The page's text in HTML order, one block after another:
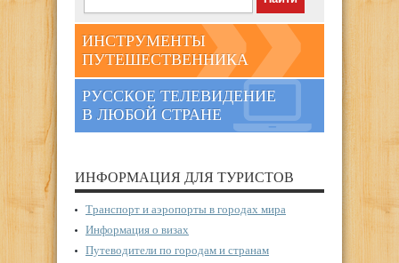
ИНСТРУМЕНТЫ
ПУТЕШЕСТВЕННИКА
РУССКОЕ ТЕЛЕВИДЕНИЕ
В ЛЮБОЙ СТРАНЕ
ИНФОРМАЦИЯ ДЛЯ ТУРИСТОВ
Транспорт и аэропорты в городах мира
Информация о визах
Путеводители по городам и странам